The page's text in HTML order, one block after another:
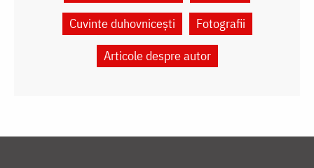
Cuvinte duhovnicești
Fotografii
Articole despre autor